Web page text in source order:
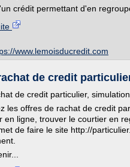
crédit permettant d'en
www.lemoisducredit.com
de credit
de credit particulier,
les offres de rachat de credit
en ligne, trouver le courtier en
de faire le site http://